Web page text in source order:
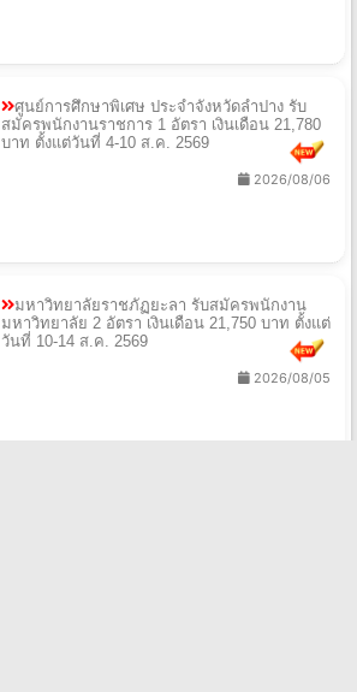
ศูนย์การศึกษาพิเศษ ประจำจังหวัดลำปาง รับ
สมัครพนักงานราชการ 1 อัตรา เงินเดือน 21,780
บาท ตั้งแต่วันที่ 4-10 ส.ค. 2569
2026/08/06
มหาวิทยาลัยราชภัฏยะลา รับสมัครพนักงาน
มหาวิทยาลัย 2 อัตรา เงินเดือน 21,750 บาท ตั้งแต่
วันที่ 10-14 ส.ค. 2569
2026/08/05